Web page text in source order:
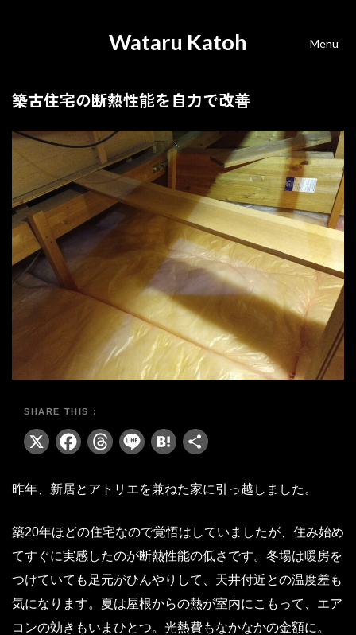
Wataru Katoh Menu
築古住宅の断熱性能を自力で改善
X Facebook
Threads
LineHatena
昨年、新居とアトリエを兼ねた家に引っ越しました。
築20年ほどの住宅なので覚悟はしていましたが、住み始め
てすぐに実感したのが断熱性能の低さです。冬場は暖房を
つけていても足元がひんやりして、天井付近との温度差も
気になります。夏は屋根からの熱が室内にこもって、エア
コンの効きもいまひとつ。光熱費もなかなかの金額に。